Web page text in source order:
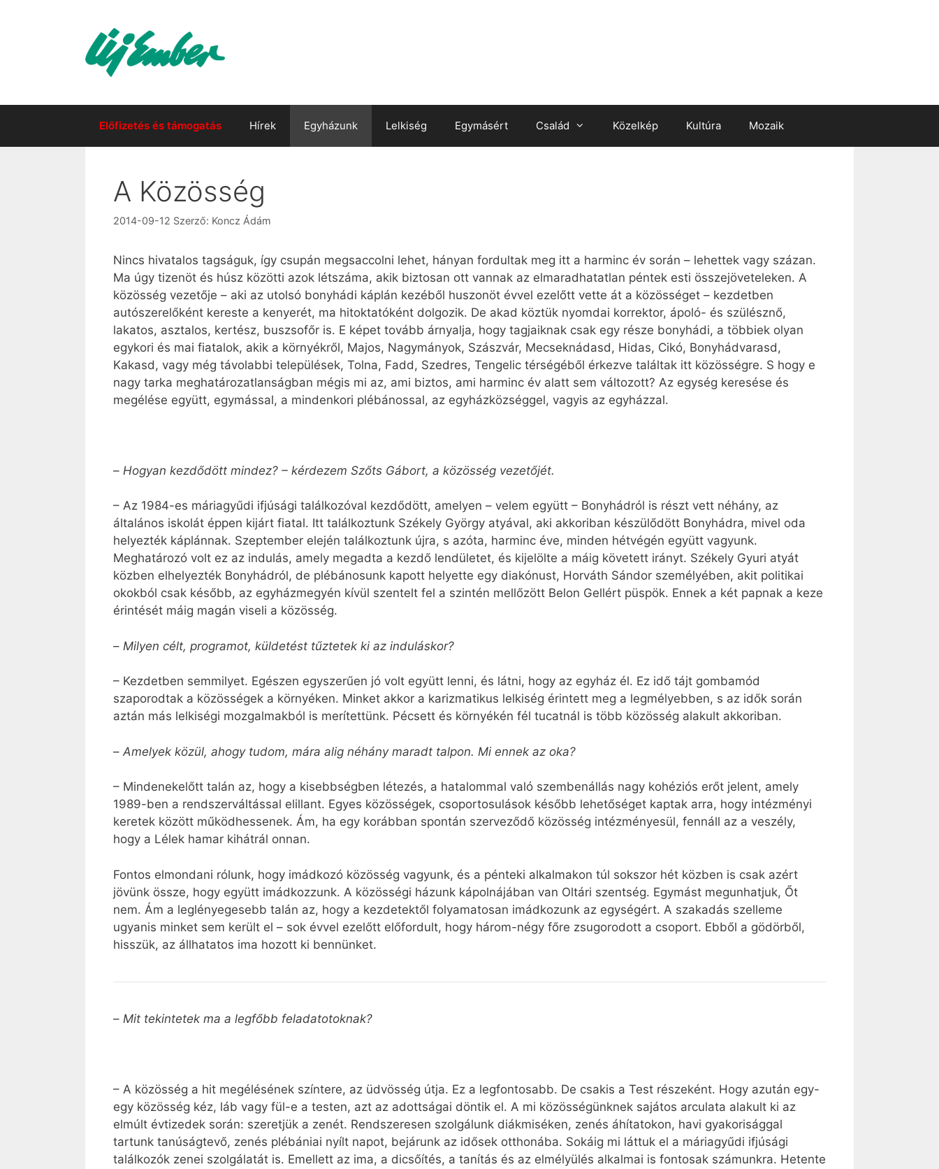
Előfizetés és támogatás Hírek Egyházunk Lelkiség Egymásért Család Közelkép Kultúra Mozaik
A Közösség
2014-09-12 Szerző: Koncz Ádám
Nincs hivatalos tagságuk, így csupán megsaccolni lehet, hányan fordultak meg itt a harminc év során – lehettek vagy százan.
Ma úgy tizenöt és húsz közötti azok létszáma, akik biztosan ott vannak az elmaradhatatlan péntek esti összejöveteleken. A
közösség vezetője – aki az utolsó bonyhádi káplán kezéből huszonöt évvel ezelőtt vette át a közösséget – kezdetben
autószerelőként kereste a kenyerét, ma hitoktatóként dolgozik. De akad köztük nyomdai korrektor, ápoló- és szülésznő,
lakatos, asztalos, kertész, buszsofőr is. E képet tovább árnyalja, hogy tagjaiknak csak egy része bonyhádi, a többiek olyan
egykori és mai fiatalok, akik a környékről, Majos, Nagymányok, Szászvár, Mecseknádasd, Hidas, Cikó, Bonyhádvarasd,
Kakasd, vagy még távolabbi települések, Tolna, Fadd, Szedres, Tengelic térségéből érkezve találtak itt közösségre. S hogy e
nagy tarka meghatározatlanságban mégis mi az, ami biztos, ami harminc év alatt sem változott? Az egység keresése és
megélése együtt, egymással, a mindenkori plébánossal, az egyházközséggel, vagyis az egyházzal.
– Hogyan kezdődött mindez? – kérdezem Szőts Gábort, a közösség vezetőjét.
– Az 1984-es máriagyűdi ifjúsági találkozóval kezdődött, amelyen – velem együtt – Bonyhádról is részt vett néhány, az
általános iskolát éppen kijárt fiatal. Itt találkoztunk Székely György atyával, aki akkoriban készülődött Bonyhádra, mivel oda
helyezték káplánnak. Szeptember elején találkoztunk újra, s azóta, harminc éve, minden hétvégén együtt vagyunk.
Meghatározó volt ez az indulás, amely megadta a kezdő lendületet, és kijelölte a máig követett irányt. Székely Gyuri atyát
közben elhelyezték Bonyhádról, de plébánosunk kapott helyette egy diakónust, Horváth Sándor személyében, akit politikai
okokból csak később, az egyházmegyén kívül szentelt fel a szintén mellőzött Belon Gellért püspök. Ennek a két papnak a keze
érintését máig magán viseli a közösség.
– Milyen célt, programot, küldetést tűztetek ki az induláskor?
– Kezdetben semmilyet. Egészen egyszerűen jó volt együtt lenni, és látni, hogy az egyház él. Ez idő tájt gombamód
szaporodtak a közösségek a környéken. Minket akkor a karizmatikus lelkiség érintett meg a legmélyebben, s az idők során
aztán más lelkiségi mozgalmakból is merítettünk. Pécsett és környékén fél tucatnál is több közösség alakult akkoriban.
– Amelyek közül, ahogy tudom, mára alig néhány maradt talpon. Mi ennek az oka?
– Mindenekelőtt talán az, hogy a kisebbségben létezés, a hatalommal való szembenállás nagy kohéziós erőt jelent, amely
1989-ben a rendszerváltással elillant. Egyes közösségek, csoportosulások később lehetőséget kaptak arra, hogy intézményi
keretek között működhessenek. Ám, ha egy korábban spontán szerveződő közösség intézményesül, fennáll az a veszély,
hogy a Lélek hamar kihátrál onnan.
Fontos elmondani rólunk, hogy imádkozó közösség vagyunk, és a pénteki alkalmakon túl sokszor hét közben is csak azért
jövünk össze, hogy együtt imádkozzunk. A közösségi házunk kápolnájában van Oltári szentség. Egymást megunhatjuk, Őt
nem. Ám a leglényegesebb talán az, hogy a kezdetektől folyamatosan imádkozunk az egységért. A szakadás szelleme
ugyanis minket sem került el – sok évvel ezelőtt előfordult, hogy három-négy főre zsugorodott a csoport. Ebből a gödörből,
hisszük, az állhatatos ima hozott ki bennünket.
– Mit tekintetek ma a legfőbb feladatotoknak?
– A közösség a hit megélésének színtere, az üdvösség útja. Ez a legfontosabb. De csakis a Test részeként. Hogy azután egy-
egy közösség kéz, láb vagy fül-e a testen, azt az adottságai döntik el. A mi közösségünknek sajátos arculata alakult ki az
elmúlt évtizedek során: szeretjük a zenét. Rendszeresen szolgálunk diákmiséken, zenés áhítatokon, havi gyakorisággal
tartunk tanúságtevő, zenés plébániai nyílt napot, bejárunk az idősek otthonába. Sokáig mi láttuk el a máriagyűdi ifjúsági
találkozók zenei szolgálatát is. Emellett az ima, a dicsőítés, a tanítás és az elmélyülés alkalmai is fontosak számunkra. Hetente